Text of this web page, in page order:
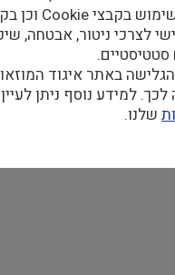
בארץ.
הזדמנויות.
הידידות של הטכניון
לצרכי ניטור, אבטחה,
סטטיסטיים.
באתר איגוד
למידע נוסף ניתן לעיין
שלנו.